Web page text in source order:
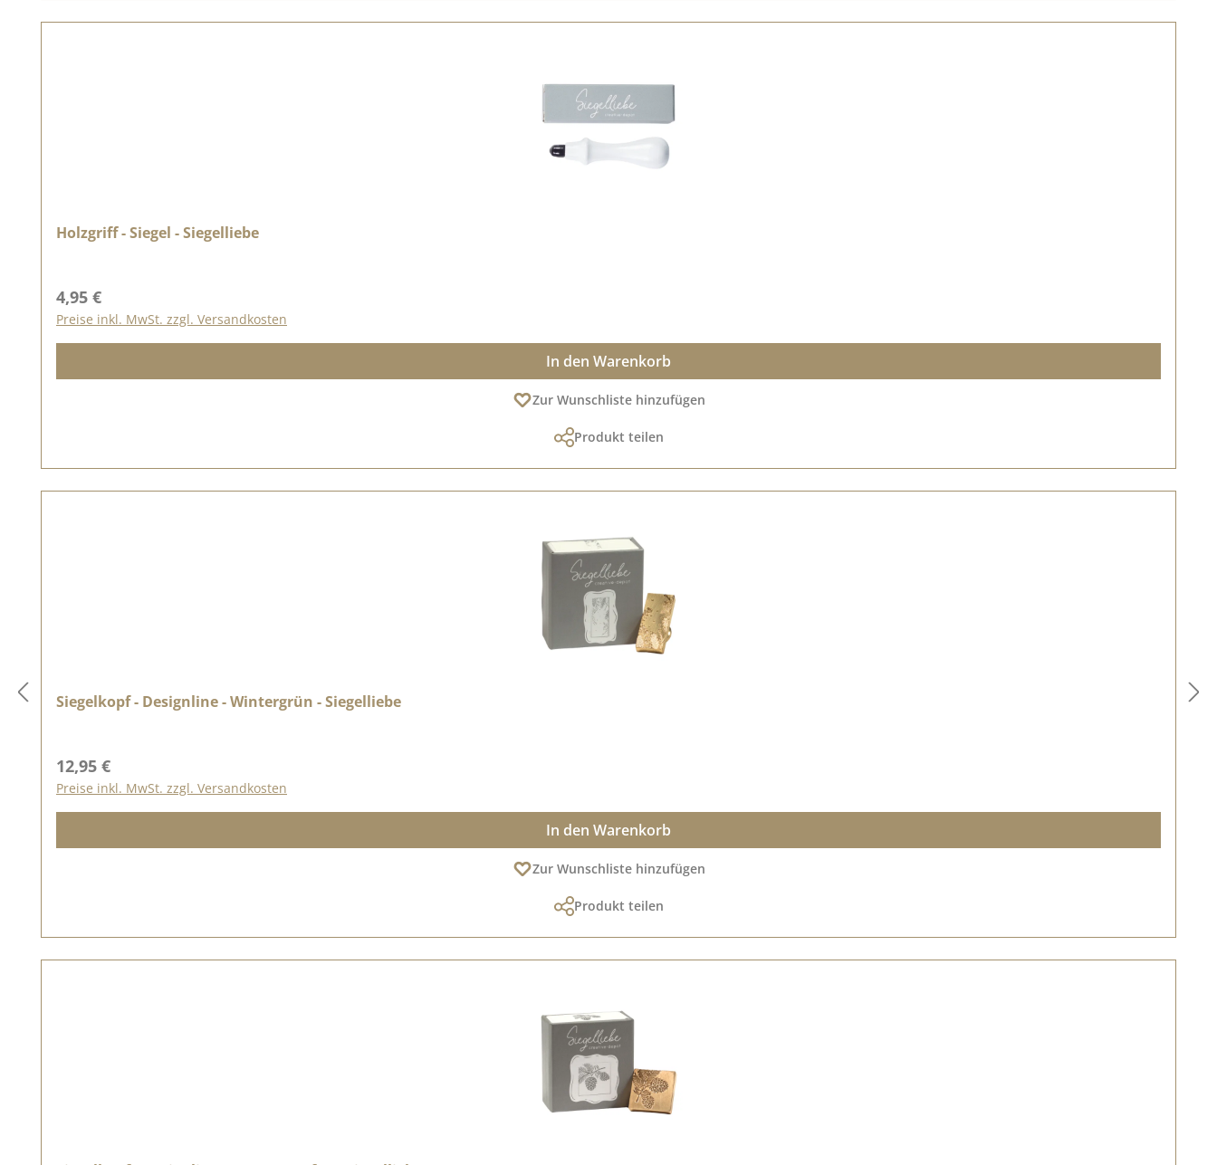
Holzgriff - Siegel - Siegelliebe
Regulärer Preis:
4,95 €
Preise inkl. MwSt. zzgl. Versandkosten
In den Warenkorb
Zur Wunschliste hinzufügen
Produkt teilen
Siegelkopf - Designline - Wintergrün - Siegelliebe
Regulärer Preis:
12,95 €
Preise inkl. MwSt. zzgl. Versandkosten
In den Warenkorb
Zur Wunschliste hinzufügen
Produkt teilen